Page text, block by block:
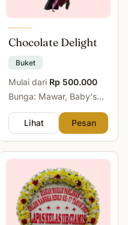
Chocolate Delight
Buket
Mulai dari Rp 500.000
Bunga: Mawar, Baby's
Lihat
Pesan